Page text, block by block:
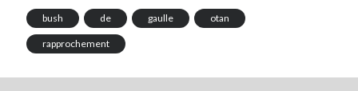
bush de gaulle otan
rapprochement